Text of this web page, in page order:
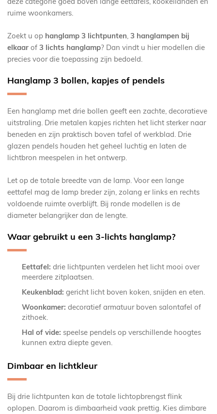
ruime woonkamers.
Zoekt u op hanglamp 3 lichtpunten, 3 hanglampen bij
elkaar of 3 lichts hanglamp? Dan vindt u hier modellen die
precies voor die toepassing zijn bedoeld.
Hanglamp 3 bollen, kapjes of pendels
Een hanglamp met drie bollen geeft een zachte, decoratieve
uitstraling. Drie metalen kapjes richten het licht sterker naar
beneden en zijn praktisch boven tafel of werkblad. Drie
glazen pendels houden het geheel luchtig en laten de
lichtbron meespelen in het ontwerp.
Let op de totale breedte van de lamp. Voor een lange
eettafel mag de lamp breder zijn, zolang er links en rechts
voldoende ruimte overblijft. Bij ronde modellen is de
diameter belangrijker dan de lengte.
Waar gebruikt u een 3-lichts hanglamp?
Eettafel: drie lichtpunten verdelen het licht mooi over
meerdere zitplaatsen.
Keukenblad: gericht licht boven koken, snijden en eten.
Woonkamer: decoratief armatuur boven salontafel of
zithoek.
Hal of vide: speelse pendels op verschillende hoogtes
kunnen extra diepte geven.
Dimbaar en lichtkleur
Bij drie lichtpunten kan de totale lichtopbrengst flink
oplopen. Daarom is dimbaarheid vaak prettig. Kies dimbare